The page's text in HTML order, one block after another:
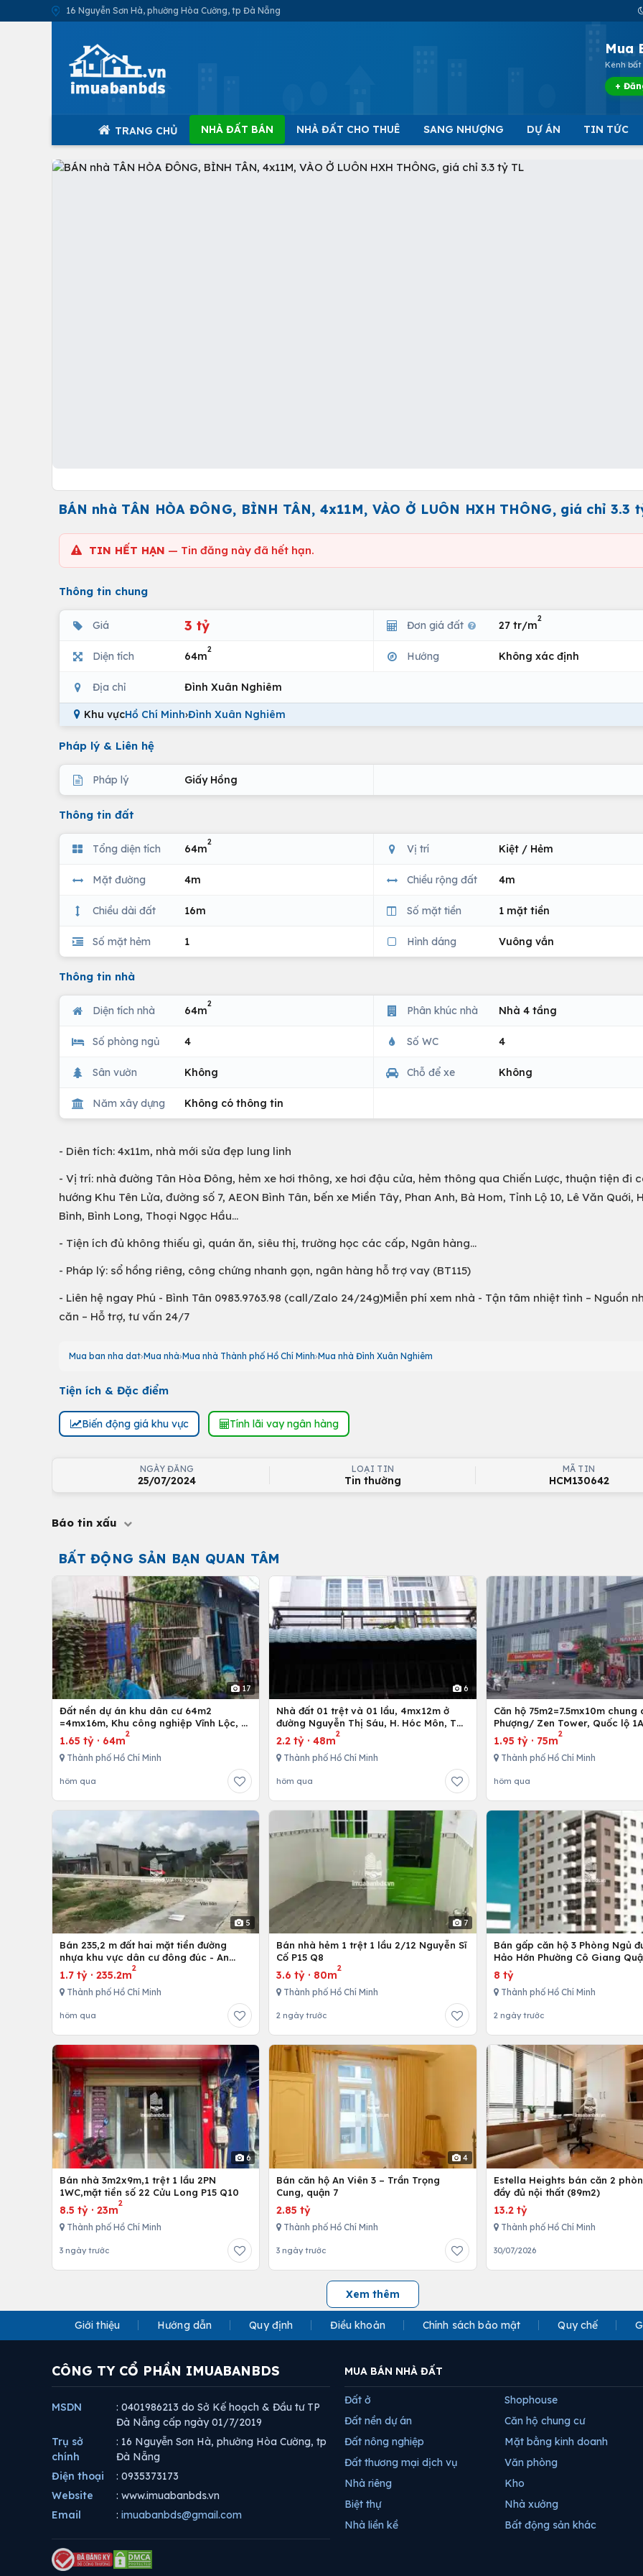
16 Nguyễn Sơn Hà, phường Hòa Cường, tp Đà Nẵng
Mua
Kênh bất
+
TRANG CHỦ NHÀ ĐẤT BÁN NHÀ ĐẤT CHO THUÊ SANG NHƯỢNG DỰ ÁN TIN TỨC
BÁN nhà TÂN HÒA ĐÔNG, BÌNH TÂN, 4x11M, VÀO Ở LUÔN HXH THÔNG, giá chỉ 3.3
TIN HẾT HẠN — Tin đăng này đã hết hạn.
Thông tin chung
Giá 3 tỷ Đơn giá đất 27 tr/m
2
Diện tích 64m
2
Hướng Không xác định
Địa chỉ Đình Xuân Nghiêm
Khu vựcHồ Chí Minh›Đình Xuân Nghiêm
Pháp lý & Liên hệ
Pháp lý Giấy Hồng
Thông tin đất
Tổng diện tích 64m
2
Vị trí Kiệt / Hẻm
Mặt đường 4m Chiều rộng đất 4m
Chiều dài đất 16m Số mặt tiền 1 mặt tiền
Số mặt hẻm 1 Hình dáng Vuông vắn
Thông tin nhà
Diện tích nhà 64m
2
Phân khúc nhà Nhà 4 tầng
Số phòng ngủ 4 Số WC 4
Sân vườn Không Chỗ để xe Không
Năm xây dựng Không có thông tin
- Diên tích: 4x11m, nhà mới sửa đẹp lung linh
- Vị trí: nhà đường Tân Hòa Đông, hẻm xe hơi thông, xe hơi đậu cửa, hẻm thông qua Chiến Lược, thuận tiện đi
hướng Khu Tên Lửa, đường số 7, AEON Bình Tân, bến xe Miền Tây, Phan Anh, Bà Hom, Tỉnh Lộ 10, Lê Văn Quới,
Bình, Bình Long, Thoại Ngọc Hầu…
- Tiện ích đủ không thiếu gì, quán ăn, siêu thị, trường học các cấp, Ngân hàng…
- Pháp lý: sổ hồng riêng, công chứng nhanh gọn, ngân hàng hỗ trợ vay (BT115)
- Liên hệ ngay Phú - Bình Tân 0983.9763.98 (call/Zalo 24/24g)Miễn phí xem nhà - Tận tâm nhiệt tình – Nguồn
căn – Hỗ trợ, tư vấn 24/7
Mua ban nha dat Mua nhà Mua nhà Thành phố Hồ Chí Minh Mua nhà Đình Xuân Nghiêm
Tiện ích & Đặc điểm
Biến động giá khu vực Tính lãi vay ngân hàng
NGÀY ĐĂNG
25/07/2024
LOẠI TIN
Tin thường
MÃ TIN
HCM130642
Báo tin xấu
BẤT ĐỘNG SẢN BẠN QUAN TÂM
17
Đất nền dự án khu dân cư 64m2
=4mx16m, Khu công nghiệp Vĩnh Lộc, H.
Bình Chánh, Tp. Hồ Chí Minh
1.65 tỷ · 64m
2
Thành phố Hồ Chí Minh
hôm qua
6
Nhà đất 01 trệt và 01 lầu, 4mx12m ở
đường Nguyễn Thị Sáu, H. Hóc Môn, Tp.
Hồ Chí Minh
2.2 tỷ ·48m
2
Thành phố Hồ Chí Minh
hôm qua
Căn hộ 75m2=7.5mx10m chung
Phượng/ Zen Tower, Quốc lộ
12,Tp. Hồ Chí Minh, Việt Nam
1.95 tỷ· 75m
2
Thành phố Hồ Chí Minh
hôm qua
5
Bán 235,2 m đất hai mặt tiền đường
nhựa khu vực dân cư đông đúc - An
nhứt-Long Điền - Bà Rịa
1.7 tỷ · 235.2m
2
Thành phố Hồ Chí Minh
hôm qua
7
Bán nhà hẻm 1 trệt 1 lầu 2/12 Nguyễn Sĩ
Cố P15 Q8
3.6 tỷ · 80m
2
Thành phố Hồ Chí Minh
2 ngày trước
Bán gấp căn hộ 3 Phòng Ngủ
Hảo Hớn Phường Cô Giang
8 tỷ
Thành phố Hồ Chí Minh
2 ngày trước
6
Bán nhà 3m2x9m,1 trệt 1 lầu 2PN
1WC,mặt tiền số 22 Cửu Long P15 Q10
8.5 tỷ · 23m
2
Thành phố Hồ Chí Minh
3 ngày trước
4
Bán căn hộ An Viên 3 – Trần Trọng
Cung, quận 7
2.85 tỷ
Thành phố Hồ Chí Minh
3 ngày trước
Estella Heights bán căn 2
đầy đủ nội thất (89m2)
13.2 tỷ
Thành phố Hồ Chí Minh
30/07/2026
Xem thêm
Giới thiệu Hướng dẫn Quy định Điều khoản Chính sách bảo mật Quy chế
CÔNG TY CỔ PHẦN IMUABANBDS
MSDN
: 0401986213 do Sở Kế hoạch & Đầu tư TP
Đà Nẵng cấp ngày 01/7/2019
Trụ sở
chính
: 16 Nguyễn Sơn Hà, phường Hòa Cường, tp
Đà Nẵng
Điện thoại
: 0935373173
Website
: www.imuabanbds.vn
Email
: imuabanbds@gmail.com
MUA BÁN NHÀ ĐẤT
Đất ở
Đất nền dự án
Đất nông nghiệp
Đất thương mại dịch vụ
Nhà riêng
Biệt thự
Nhà liền kề
Shophouse
Căn hộ chung cư
Mặt bằng kinh doanh
Văn phòng
Kho
Nhà xưởng
Bất động sản khác